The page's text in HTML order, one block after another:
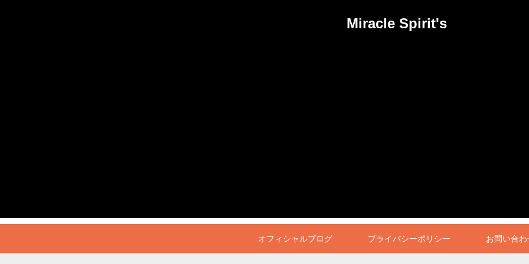
Miracle Spirit's
オフィシャルブログ プライバシーポリシー お問い合わ